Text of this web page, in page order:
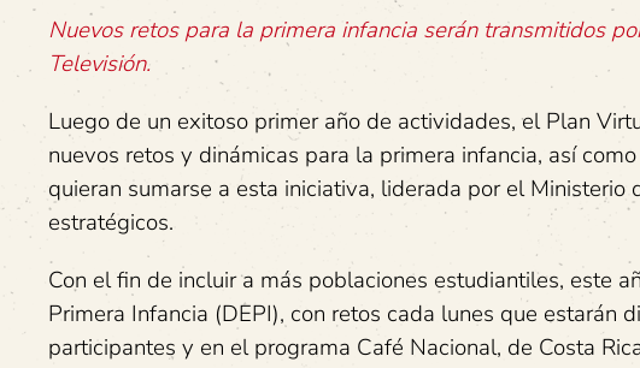
Nuevos retos para la primera infancia serán transmitidos
Televisión.
Luego de un exitoso primer año de actividades, el Plan
nuevos retos y dinámicas para la primera infancia, así
quieran sumarse a esta iniciativa, liderada por el
estratégicos.
Con el fin de incluir a más poblaciones estudiantiles, este
Primera Infancia (DEPI), con retos cada lunes que estarán
participantes y en el programa Café Nacional, de Costa